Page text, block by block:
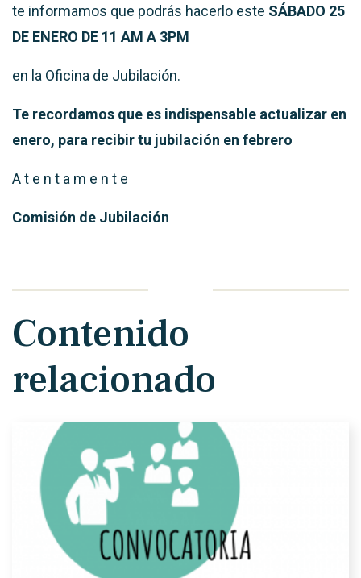
te informamos que podrás hacerlo este SÁBADO 25
DE ENERO DE 11 AM A 3PM
en la Oficina de Jubilación.
Te recordamos que es indispensable actualizar en
enero, para recibir tu jubilación en febrero
A t e n t a m e n t e
Comisión de Jubilación
Contenido
relacionado